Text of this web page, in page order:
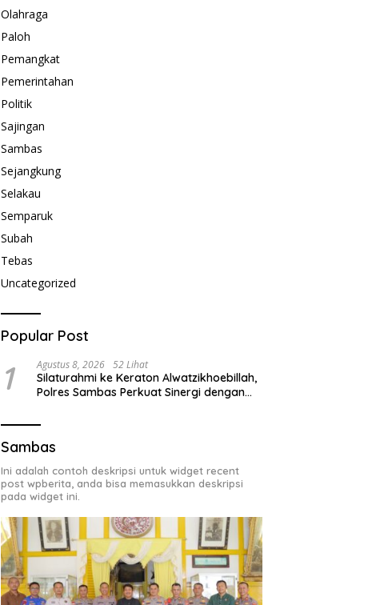
Olahraga
Paloh
Pemangkat
Pemerintahan
Politik
Sajingan
Sambas
Sejangkung
Selakau
Semparuk
Subah
Tebas
Uncategorized
Popular Post
1 Agustus 8, 2026 52 Lihat
Silaturahmi ke Keraton Alwatzikhoebillah,
Polres Sambas Perkuat Sinergi dengan
Sambas
Ini adalah contoh deskripsi untuk widget recent
post wpberita, anda bisa memasukkan deskripsi
pada widget ini.